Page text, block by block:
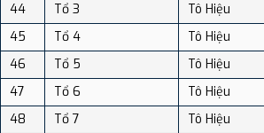
44
Tổ 3 Tô Hiệu
45
Tổ 4 Tô Hiệu
46
Tổ 5 Tô Hiệu
47
Tổ 6 Tô Hiệu
48
Tổ 7 Tô Hiệu